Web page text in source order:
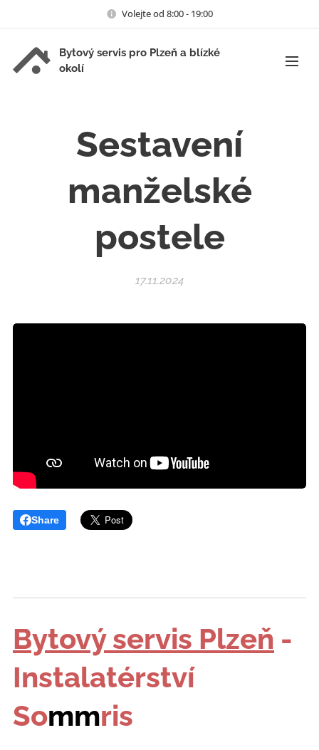
Volejte od 8:00 - 19:00
Bytový servis pro Plzeň a blízké
okolí
Sestavení
manželské
postele
17.11.2024
Share
Bytový servis Plzeň -
Instalatérství
Sommris